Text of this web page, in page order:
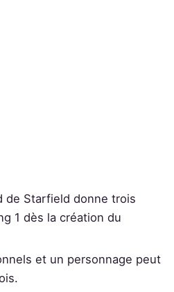
de Starfield donne trois
1 dès la création du
et un personnage peut